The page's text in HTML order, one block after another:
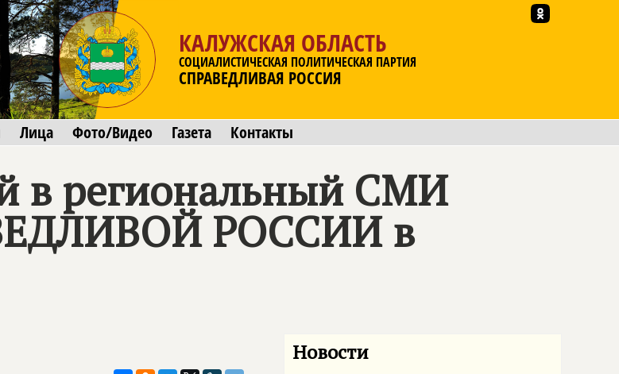
КАЛУЖСКАЯ ОБЛАСТЬ
СОЦИАЛИСТИЧЕСКАЯ ПОЛИТИЧЕСКАЯ ПАРТИЯ
СПРАВЕДЛИВАЯ РОССИЯ
Лица Фото/Видео Газета Контакты
в региональный СМИ
РОССИИв
Новости